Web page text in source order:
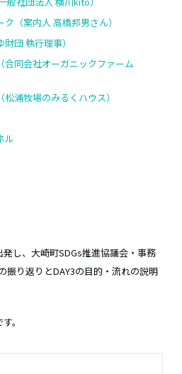
（案内人 高橋邦男さん）
団 執行理事）
同会社オーガニックファーム
浦牧場のみるくハウス）
ル
し、大崎町SDGs推進協議会・事務
振り返りとDAY3の目的・流れの説明
。